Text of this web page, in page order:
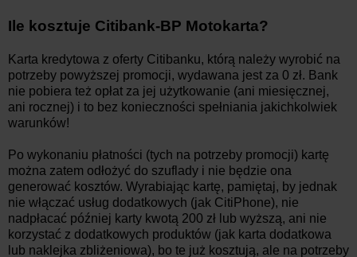
Ile kosztuje Citibank-BP Motokarta?
Karta kredytowa z oferty Citibanku, którą należy wyrobić na
potrzeby powyższej promocji, wydawana jest za 0 zł. Bank
nie pobiera też opłat za jej użytkowanie (ani miesięcznej,
ani rocznej) i to bez konieczności spełniania jakichkolwiek
warunków!
Po wykonaniu płatności (tych na potrzeby promocji) kartę
można zatem odłożyć do szuflady i nie będzie ona
generować kosztów. Wyrabiając kartę, pamiętaj, by jednak
nie włączać usług dodatkowych (jak CitiPhone), nie
nadpłacać później karty kwotą 200 zł lub wyższą, ani nie
korzystać z dodatkowych produktów (jak karta dodatkowa
lub naklejka zbliżeniowa), bo te już kosztują, ale na potrzeby